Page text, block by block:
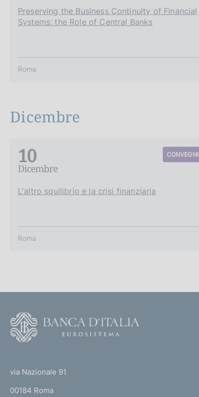
Preserving the Business Continuity of Financial
Systems: the Role of Central Banks
Roma
Dicembre
10
Dicembre
CONVEGNI
L'altro squilibrio e la crisi finanziaria
Roma
r
via Nazionale 91
00184 Roma